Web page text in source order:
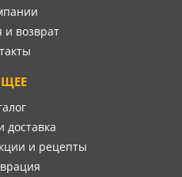
и возврат
доставка
и рецепты